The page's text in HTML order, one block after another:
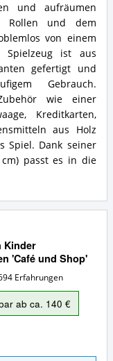
und aufräumen
Rollen und dem
von einem
Spielzeug ist aus
gefertigt und
Gebrauch.
wie einer
Kreditkarten,
aus Holz
Spiel. Dank seiner
passt es in die
Kinder
'Café und Shop'
Erfahrungen
ab ca. 140 €